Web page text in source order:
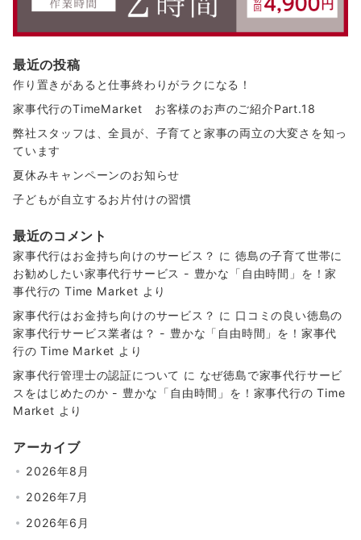
最近の投稿
作り置きがあると仕事終わりがラクになる！
家事代行のTimeMarket お客様のお声のご紹介Part.18
弊社スタッフは、全員が、子育てと家事の両立の大変さを知っ
ています
夏休みキャンペーンのお知らせ
子どもが自立するお片付けの習慣
最近のコメント
家事代行はお金持ち向けのサービス？ に徳島の子育て世帯に
お勧めしたい家事代行サービス - 豊かな「自由時間」を！家
事代行の Time Market より
家事代行はお金持ち向けのサービス？ に 口コミの良い徳島の
家事代行サービス業者は？ - 豊かな「自由時間」を！家事代
行の Time Market より
家事代行管理士の認証について に なぜ徳島で家事代行サービ
スをはじめたのか - 豊かな「自由時間」を！家事代行の Time
Market より
アーカイブ
2026年8月
2026年7月
2026年6月